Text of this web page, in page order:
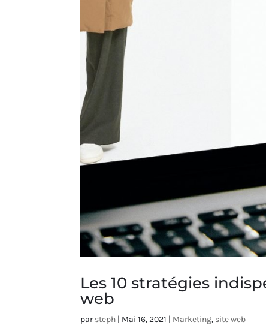
Les 10 stratégies
web
par steph | Mai 16, 2021 | Marketing, site web